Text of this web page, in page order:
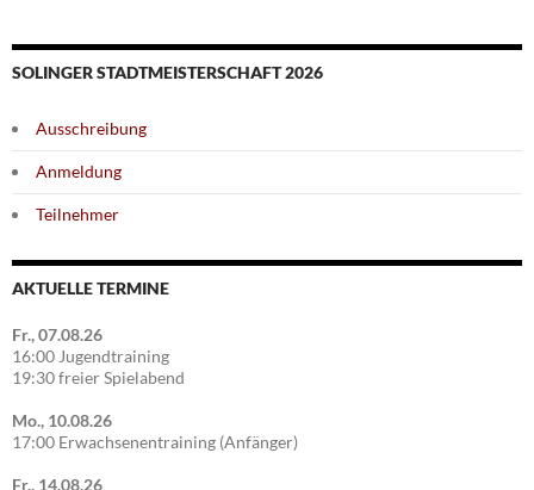
SOLINGER STADTMEISTERSCHAFT 2026
Ausschreibung
Anmeldung
Teilnehmer
AKTUELLE TERMINE
Fr., 07.08.26
16:00 Jugendtraining
19:30 freier Spielabend
Mo., 10.08.26
17:00 Erwachsenentraining (Anfänger)
Fr., 14.08.26